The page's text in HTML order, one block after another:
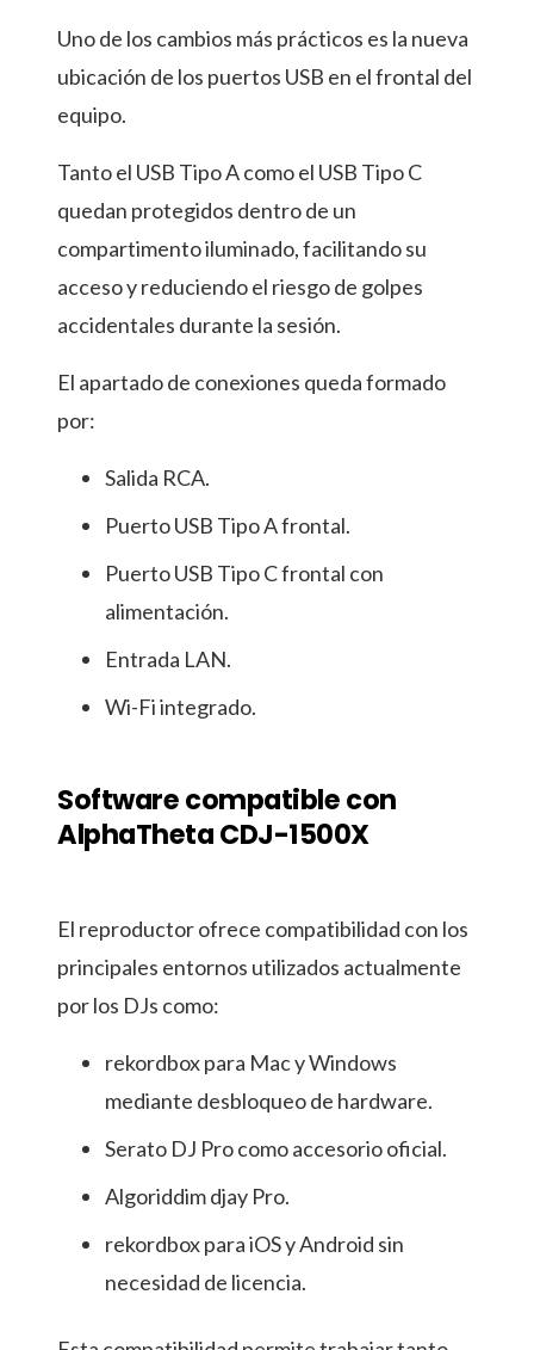
Uno de los cambios más prácticos es la nueva
ubicación de los puertos USB en el frontal del
equipo.
Tanto el USB Tipo A como el USB Tipo C
quedan protegidos dentro de un
compartimento iluminado, facilitando su
acceso y reduciendo el riesgo de golpes
accidentales durante la sesión.
El apartado de conexiones queda formado
por:
Salida RCA.
Puerto USB Tipo A frontal.
Puerto USB Tipo C frontal con
alimentación.
Entrada LAN.
Wi-Fi integrado.
Software compatible con
AlphaTheta CDJ-1500X
El reproductor ofrece compatibilidad con los
principales entornos utilizados actualmente
por los DJs como:
rekordbox para Mac y Windows
mediante desbloqueo de hardware.
Serato DJ Pro como accesorio oficial.
Algoriddim djay Pro.
rekordbox para iOS y Android sin
necesidad de licencia.